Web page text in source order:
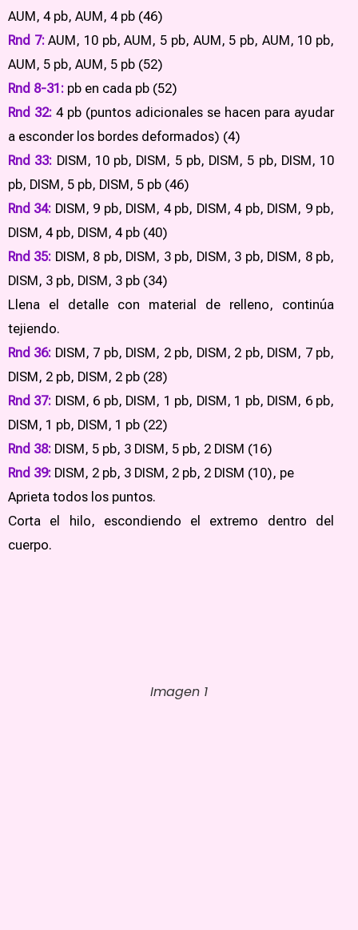
AUM, 4 pb, AUM, 4 pb (46)
Rnd 7: AUM, 10 pb, AUM, 5 pb, AUM, 5 pb, AUM, 10 pb,
AUM, 5 pb, AUM, 5 pb (52)
Rnd 8-31: pb en cada pb (52)
Rnd 32: 4 pb (puntos adicionales se hacen para ayudar
a esconder los bordes deformados) (4)
Rnd 33: DISM, 10 pb, DISM, 5 pb, DISM, 5 pb, DISM, 10
pb, DISM, 5 pb, DISM, 5 pb (46)
Rnd 34: DISM, 9 pb, DISM, 4 pb, DISM, 4 pb, DISM, 9 pb,
DISM, 4 pb, DISM, 4 pb (40)
Rnd 35: DISM, 8 pb, DISM, 3 pb, DISM, 3 pb, DISM, 8 pb,
DISM, 3 pb, DISM, 3 pb (34)
Llena el detalle con material de relleno, continúa
tejiendo.
Rnd 36: DISM, 7 pb, DISM, 2 pb, DISM, 2 pb, DISM, 7 pb,
DISM, 2 pb, DISM, 2 pb (28)
Rnd 37: DISM, 6 pb, DISM, 1 pb, DISM, 1 pb, DISM, 6 pb,
DISM, 1 pb, DISM, 1 pb (22)
Rnd 38: DISM, 5 pb, 3 DISM, 5 pb, 2 DISM (16)
Rnd 39: DISM, 2 pb, 3 DISM, 2 pb, 2 DISM (10), pe
Aprieta todos los puntos.
Corta el hilo, escondiendo el extremo dentro del
cuerpo.
Imagen 1